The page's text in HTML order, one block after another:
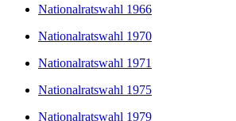
Nationalratswahl 1966
Nationalratswahl 1970
Nationalratswahl 1971
Nationalratswahl 1975
Nationalratswahl 1979